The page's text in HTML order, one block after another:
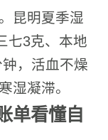
昆明夏季湿
七3克、本地
，活血不燥
湿凝滞。
单看懂自